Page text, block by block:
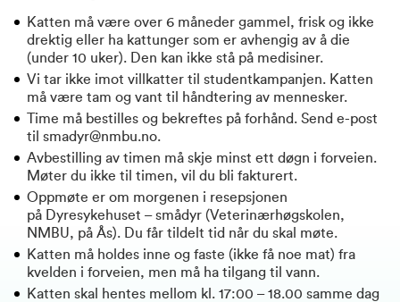
Katten må være over 6 måneder gammel, frisk og ikke
drektig eller ha kattunger som er avhengig av å die
(under 10 uker). Den kan ikke stå på medisiner.
Vi tar ikke imot villkatter til studentkampanjen. Katten
må være tam og vant til håndtering av mennesker.
Time må bestilles og bekreftes på forhånd. Send e-post
til smadyr@nmbu.no.
Avbestilling av timen må skje minst ett døgn i forveien.
Møter du ikke til timen, vil du bli fakturert.
Oppmøte er om morgenen i resepsjonen
på
Dyresykehuset – smådyr (Veterinærhøgskolen,
NMBU, på Ås). Du får tildelt tid når du skal møte.
Katten må holdes inne og faste (ikke få noe mat) fra
kvelden i forveien, men må ha tilgang til vann.
Katten skal hentes mellom kl. 17:00 – 18.00 samme dag